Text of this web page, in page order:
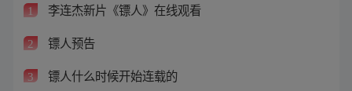
1 李连杰新片《镖人》在线观看
2 镖人预告
3 镖人什么时候开始连载的